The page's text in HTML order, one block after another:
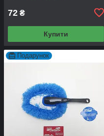
72 ₴
Купити
Подарунок